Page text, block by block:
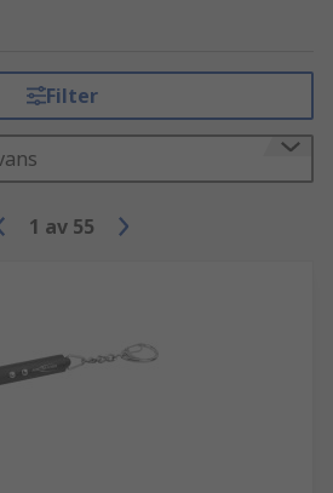
Filter
1 av 55